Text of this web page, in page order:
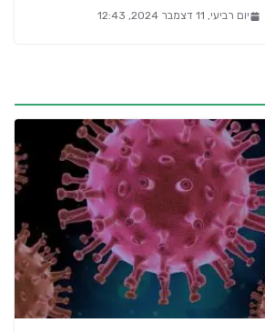
יום רביעי, 11 דצמבר 2024, 12:43